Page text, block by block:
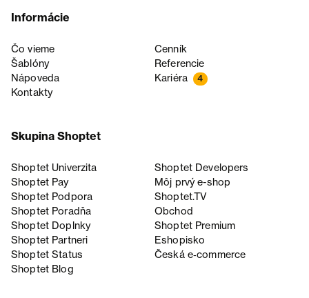
Informácie
Čo vieme
Cenník
Šablóny
Referencie
Nápoveda
Kariéra 4
Kontakty
Skupina Shoptet
Shoptet Univerzita
Shoptet Developers
Shoptet Pay
Môj prvý e-shop
Shoptet Podpora
Shoptet.TV
Shoptet Poradňa
Obchod
Shoptet Doplnky
Shoptet Premium
Shoptet Partneri
Eshopisko
Shoptet Status
Česká e‑commerce
Shoptet Blog